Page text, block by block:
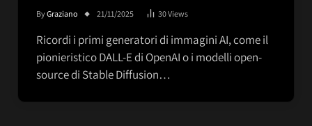
ByGraziano 21/11/2025 30Views
Ricordi i primi generatori di immagini AI, come il
pionieristico DALL-E di OpenAI o i modelli open-
source di Stable Diffusion…